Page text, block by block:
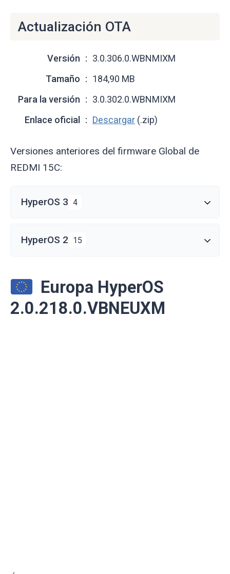
Actualización OTA
Versión
3.0.306.0.WBNMIXM
Tamaño
184,90 MB
Para la versión
3.0.302.0.WBNMIXM
Enlace oficial
Descargar (.zip)
Versiones anteriores del firmware Global de
REDMI 15C:
HyperOS 3 4
HyperOS 2 15
Europa HyperOS
2.0.218.0.VBNEUXM